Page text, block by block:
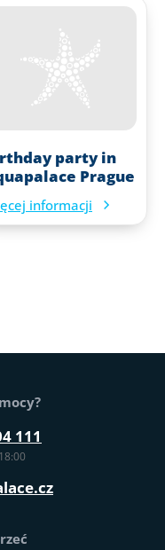
party in
Prague
informacji
111